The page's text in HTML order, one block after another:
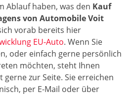
Ablauf haben, was den Kauf
von Automobile Voit
vorab bereits hier
EU-Auto. Wenn Sie
oder einfach gerne persönlich
möchten, steht Ihnen
gerne zur Seite. Sie erreichen
per E-Mail oder über